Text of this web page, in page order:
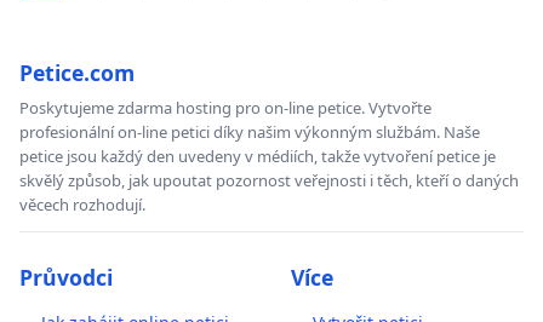
Petice.com
Poskytujeme zdarma hosting pro on-line petice. Vytvořte
profesionální on-line petici díky našim výkonným službám. Naše
petice jsou každý den uvedeny v médiích, takže vytvoření petice je
skvělý způsob, jak upoutat pozornost veřejnosti i těch, kteří o daných
věcech rozhodují.
Průvodci Více